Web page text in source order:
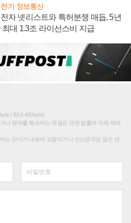
기·정보통신
자 넷리스트와 특허분쟁 매듭, 5년
최대 1.3조 라이선스비 지급
/ 최대 400byte)
나 명예를 훼손하는 댓글은 관련 법률에 의해 제재
는 단어가 내용에 포함되거나 인신공격성 글은 관